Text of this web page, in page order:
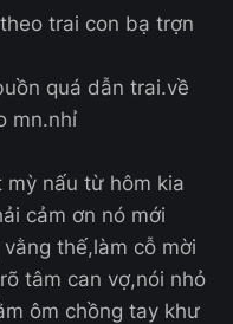
trai con bạ trợn
quá dẫn trai.về
mn.nhỉ
nấu từ hôm kia
cảm ơn nó mới
thế,làm cỗ mời
tâm can vợ,nói nhỏ
ôm chồng tay khư